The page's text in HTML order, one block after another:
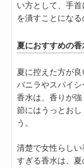
い方として、手
を潰すことになる
夏におすすめの香
夏に控えた方が良
バニラやスパイ
香水は、香りが
節にはうっとお
う。
清楚で女性らし
すぎる香水は、夏